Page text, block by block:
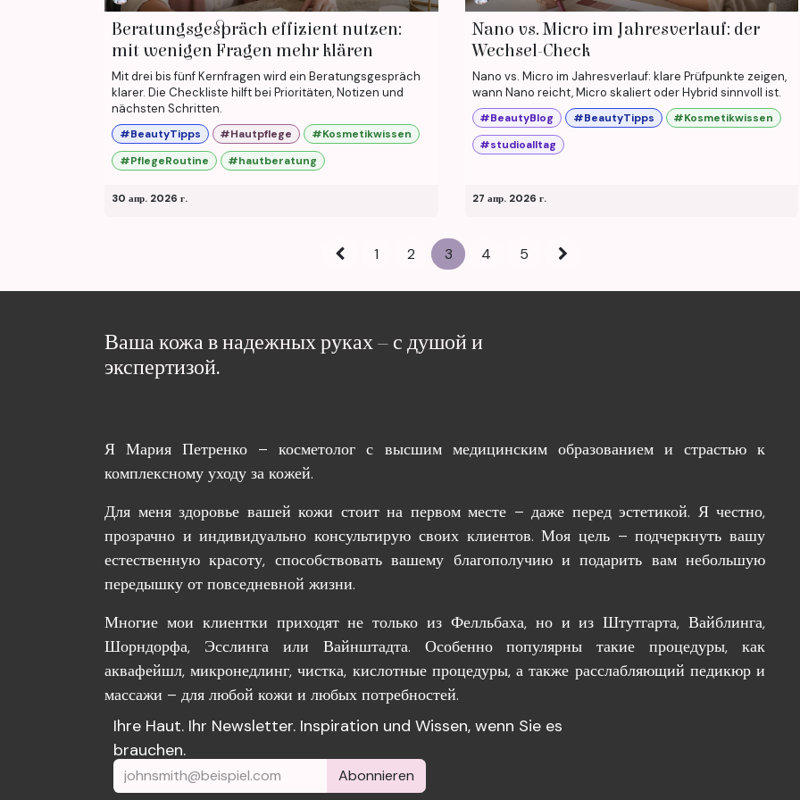
Beratungsgespräch effizient nutzen:
mit wenigen Fragen mehr klären
Mit drei bis fünf Kernfragen wird ein Beratungsgespräch
klarer. Die Checkliste hilft bei Prioritäten, Notizen und
nächsten Schritten.
#BeautyTipps #Hautpflege
#Kosmetikwissen
#PflegeRoutine
#hautberatung
30 апр. 2026 г.
Nano vs. Micro im Jahresverlauf: der
Wechsel-Check
Nano vs. Micro im Jahresverlauf: klare Prüfpunkte zeigen,
wann Nano reicht, Micro skaliert oder Hybrid sinnvoll ist.
#BeautyBlog #BeautyTipps
#Kosmetikwissen
#studioalltag
27 апр. 2026 г.
1 2 3 4 5
Ваша кожа в надежных руках – с душой и
экспертизой.
Я Мария Петренко – косметолог с высшим медицинским образованием и страстью к
комплексному уходу за кожей.
Для меня здоровье вашей кожи стоит на первом месте – даже перед эстетикой. Я честно,
прозрачно и индивидуально консультирую своих клиентов. Моя цель – подчеркнуть вашу
естественную красоту, способствовать вашему благополучию и подарить вам небольшую
передышку от повседневной жизни.
Многие мои клиентки приходят не только из Фелльбаха, но и из Штутгарта, Вайблинга,
Шорндорфа, Эсслинга или Вайнштадта. Особенно популярны такие процедуры, как
аквафейшл, микронедлинг, чистка, кислотные процедуры, а также расслабляющий педикюр и
массажи – для любой кожи и любых потребностей.
Ihre Haut. Ihr Newsletter. Inspiration und Wissen, wenn Sie es
brauchen.
Abonnieren